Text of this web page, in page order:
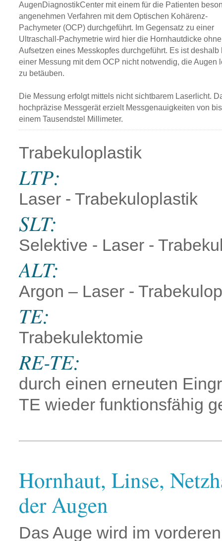
AugenDiagnostikCenter mit einem für die Patienten
angenehmen Verfahren mit dem Optischen Kohärenz-
Pachymeter (OCP) durchgeführt. Im Gegensatz zu einer
Ultraschall-Pachymetrie wird hier die Hornhautdicke ohne
Aufsetzen eines Messkopfes durchgeführt. Es ist deshalb
einer Messung mit dem OCP nicht notwendig, die Augen
zu betäuben.
Die Messung erfolgt mittels nicht sichtbarem Laserlicht.
hochpräzise Messgerät erzielt Messgenauigkeiten von
einem Tausendstel Millimeter.
Trabekuloplastik
LTP:
Laser - Trabekuloplastik
SLT:
Selektive - Laser -
ALT:
Argon – Laser -
TE:
Trabekulektomie
RE-TE:
durch einen erneuten
TE wieder funktionsfähig
Hornhaut, Linse,
der Augen
Das Auge wird im